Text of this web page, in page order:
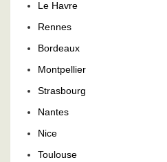
Le Havre
Rennes
Bordeaux
Montpellier
Strasbourg
Nantes
Nice
Toulouse